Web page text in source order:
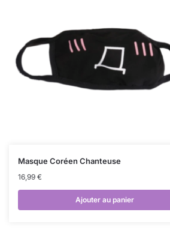
Masque Coréen Chanteuse
16,99 €
Ajouter au panier